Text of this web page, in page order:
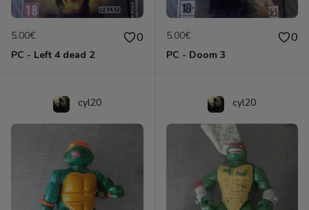
5.00€ 0
PC - Left 4 dead 2
5.00€ 0
PC - Doom 3
cyl20 cyl20